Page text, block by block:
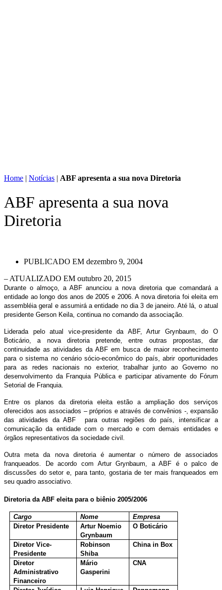
Home | Notícias | ABF apresenta a sua nova Diretoria
ABF apresenta a sua nova
Diretoria
PUBLICADO EM dezembro 9, 2004
– ATUALIZADO EM outubro 20, 2015
Durante o almoço, a ABF anunciou a nova diretoria que comandará a
entidade ao longo dos anos de 2005 e 2006.A nova diretoria foi eleita em
assembléia geral e assumirá a entidade no dia 3 de janeiro. Até lá, o atual
presidente Gerson Keila, continua no comando da associação.
Liderada pelo atual vice-presidente da ABF, Artur Grynbaum, do O
Boticário, a nova diretoria pretende, entre outras propostas, dar
continuidade as atividades da ABF em busca de maior reconhecimento
para o sistema no cenário sócio-econômico do país, abrir oportunidades
para as redes nacionais no exterior, trabalhar junto ao Governo no
desenvolvimento da Franquia Pública e participar ativamente do Fórum
Setorial de Franquia.
Entre os planos da diretoria eleita estão a ampliação dos serviços
oferecidos aos associados – próprios e através de convênios -, expansão
das atividades da ABF
para outras regiões do país, intensificar a
comunicação da entidade com o mercado e com demais entidades e
órgãos representativos da sociedade civil.
Outra meta da nova diretoria é aumentar o número de associados
franqueados. De acordo com Artur Grynbaum, a ABF é o palco de
discussões do setor e, para tanto, gostaria de ter mais franqueados em
seu quadro associativo.
Diretoria da ABF eleita para o biênio 2005/2006
Cargo Nome
Empresa
Diretor Presidente
Artur Noemio
Grynbaum
O Boticário
Diretor Vice-
Presidente
Robinson
Shiba
China in Box
Diretor
Administrativo
Financeiro
Mário
Gasperini
CNA